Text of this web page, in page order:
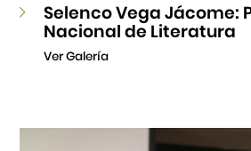
Selenco Vega Jácome:
Nacional de Literatura
Ver Galería